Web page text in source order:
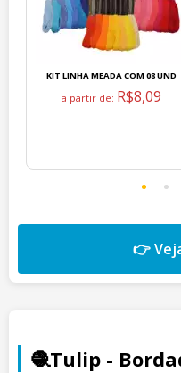
KIT LINHA MEADA COM 08 UND
a partir de: R$8,09
👉
🧶Tulip -